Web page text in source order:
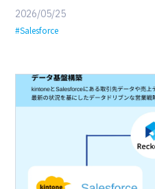
2026/05/25
#Salesforce